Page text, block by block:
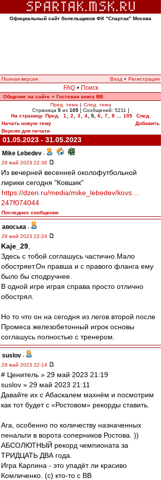
Официальный сайт болельщиков ФК "Спартак" Москва
Полная версия Вход • Регистрация
FAQ • Поиск
Общение на сайте » Гостевая книга ВВ
Пред. тема | След. тема
Страница 5из 105[ Сообщений: 5211 ]
На страницу Пред. 1 2 3 4 5, 6 7 8 105
След.
Начать новую тему
Добавить
Версия для печати
01.05.2023 - 31.05.2023
Mike Lebedev -
29 май 2023 22:36
Из вечерней весенней околофутбольной
лирики сегодня "Ковшик"
https://dzen.ru/media/mike_lebedev/kovs ...
247f074044
Последнее сообщение
авоська -
29 май 2023 22:24
Kaje_29
Здесь с тобой соглашусь частично.Мало
обостряет.Он правша и с правого фланга ему
было бы сподручнее.
В одной игре играя справа просто отлично
обострял.
Но то что он на сегодня из легов второй после
Промеса железобетонный игрок основы
соглашусь полностью с тренером.
suslov -
29 май 2023 22:14
# Ценитель » 29 май 2023 21:19
suslov » 29 май 2023 21:11
Давайте их с Абаскалем махнём и посмотрим
как тот будет с «Ростовом» рекорды ставить.
Ага, особенно по количеству назначенных
пенальти в ворота соперников Ростова. ))
АБСОЛЮТНЫЙ рекорд чемпионата за
ТРИДЦАТЬ ДВА года.
Игра Карпина - это упадёт ли красиво
Комличенко. (с) кто-то с ВВ